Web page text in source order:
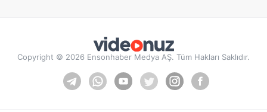
Copyright © 2026 Ensonhaber Medya AŞ. Tüm Hakları Saklıdır.